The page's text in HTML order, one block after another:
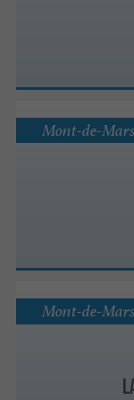
Mont-de-
Mont-de-